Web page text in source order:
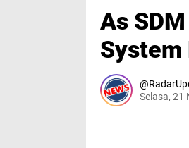
As
Selasa, 21